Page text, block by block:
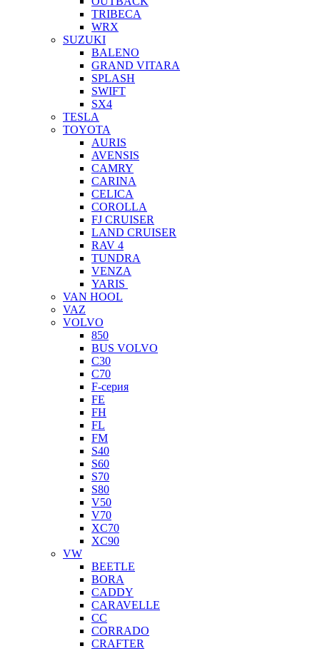
TRIBECA
WRX
SUZUKI
BALENO
GRAND VITARA
SPLASH
SWIFT
SX4
TESLA
TOYOTA
AURIS
AVENSIS
CAMRY
CARINA
CELICA
COROLLA
FJ CRUISER
LAND CRUISER
RAV 4
TUNDRA
VENZA
YARIS
VAN HOOL
VAZ
VOLVO
850
BUS VOLVO
C30
C70
F-серия
FE
FH
FL
FM
S40
S60
S70
S80
V50
V70
XC70
XC90
VW
BEETLE
BORA
CADDY
CARAVELLE
CC
CORRADO
CRAFTER